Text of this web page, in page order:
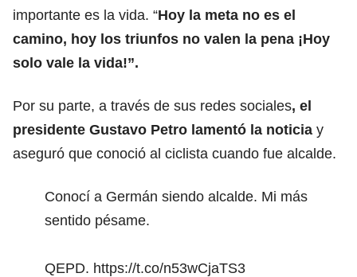
importante es la vida. “Hoy la meta no es el
camino, hoy los triunfos no valen la pena ¡Hoy
solo vale la vida!”.
Por su parte, a través de sus redes sociales, el
presidente Gustavo Petro lamentó la noticia y
aseguró que conoció al ciclista cuando fue alcalde.
Conocí a Germán siendo alcalde. Mi más
sentido pésame.
QEPD. https://t.co/n53wCjaTS3